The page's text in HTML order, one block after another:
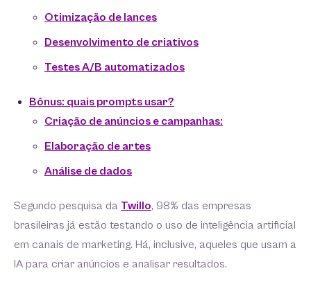
Otimização de lances
Desenvolvimento de criativos
Testes A/B automatizados
Bônus: quais prompts usar?
Criação de anúncios e campanhas:
Elaboração de artes
Análise de dados
Segundo pesquisa da Twillo, 98% das empresas
brasileiras já estão testando o uso de inteligência artificial
em canais de marketing. Há, inclusive, aqueles que usam a
IA para criar anúncios e analisar resultados.